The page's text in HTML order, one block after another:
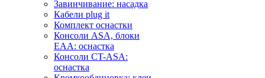
Завинчивание: насадка
Кабели plug it
Комплект оснастки
Консоли ASA, блоки
EAA: оснастка
Консоли CT-ASA:
оснастка